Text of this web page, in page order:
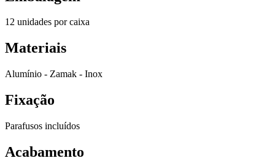
12 unidades por caixa
Materiais
Alumínio - Zamak - Inox
Fixação
Parafusos incluídos
Acabamento